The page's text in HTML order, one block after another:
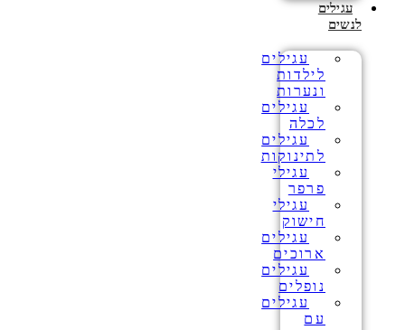
עגילים
לנשים
עגילים
לילדות
ונערות
עגילים
לכלה
עגילים
לתינוקות
עגילי
פרפר
עגילי
חישוק
עגילים
ארוכים
עגילים
נופלים
עגילים
עם